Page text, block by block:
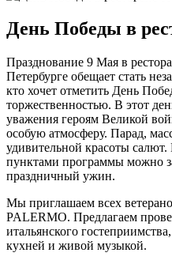
День Победы в
Празднование 9 Мая в
Петербурге обещает стать
кто хочет отметить День
торжественностью. В этот
уважения героям Великой
особую атмосферу. Парад,
удивительной красоты
пунктами программы можно
праздничный ужин.
Мы приглашаем всех
PALERMO. Предлагаем
итальянского
кухней и живой музыкой.